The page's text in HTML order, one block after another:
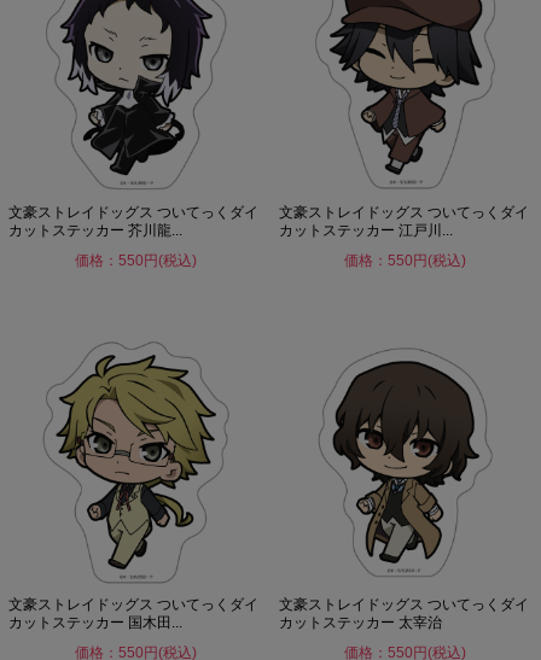
文豪ストレイドッグス ついてっくダイ
カットステッカー 芥川龍...
価格：550円(税込)
文豪ストレイドッグス ついてっくダイ
カットステッカー 江戸川...
価格：550円(税込)
文豪ストレイドッグス ついてっくダイ
カットステッカー 国木田...
価格：550円(税込)
文豪ストレイドッグス ついてっくダイ
カットステッカー 太宰治
価格：550円(税込)